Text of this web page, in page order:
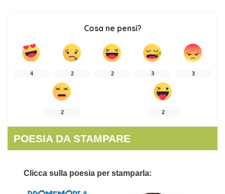
Cosa ne pensi?
4 2 2 3 3
2 2
POESIA DA STAMPARE
Clicca sulla poesia per stamparla: